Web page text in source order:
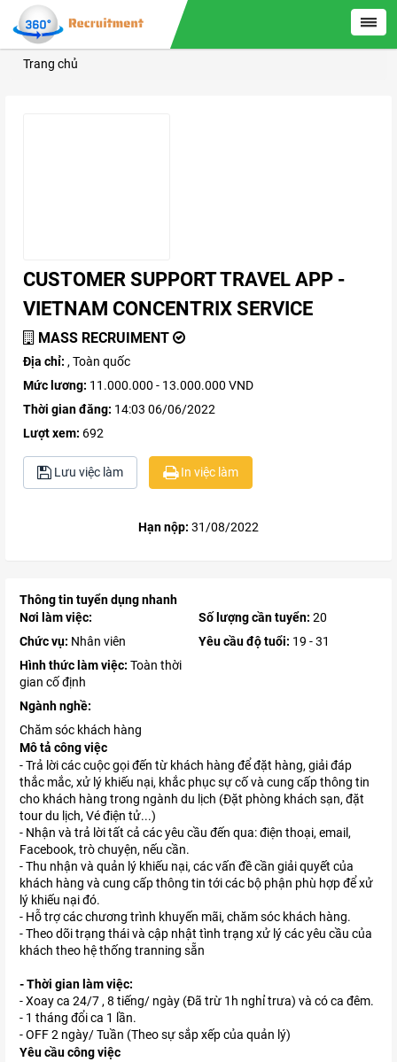
Trang chủ
CUSTOMER SUPPORT TRAVEL APP -
VIETNAM CONCENTRIX SERVICE
MASS RECRUIMENT
Địa chỉ: , Toàn quốc
Mức lương: 11.000.000 - 13.000.000 VND
Thời gian đăng: 14:03 06/06/2022
Lượt xem: 692
Lưu việc làm In việc làm
Hạn nộp: 31/08/2022
Thông tin tuyển dụng nhanh
Nơi làm việc:
Chức vụ: Nhân viên
Hình thức làm việc: Toàn thời
gian cố định
Số lượng cần tuyển: 20
Yêu cầu độ tuổi: 19 - 31
Ngành nghề:
Chăm sóc khách hàng
Mô tả công việc
- Trả lời các cuộc gọi đến từ khách hàng để đặt hàng, giải đáp
thắc mắc, xử lý khiếu nại, khắc phục sự cố và cung cấp thông tin
cho khách hàng trong ngành du lịch (Đặt phòng khách sạn, đặt
tour du lịch, Vé điện tử...)
- Nhận và trả lời tất cả các yêu cầu đến qua: điện thoại, email,
Facebook, trò chuyện, nếu cần.
- Thu nhận và quản lý khiếu nại, các vấn đề cần giải quyết của
khách hàng và cung cấp thông tin tới các bộ phận phù hợp để xử
lý khiếu nại đó.
- Hỗ trợ các chương trình khuyến mãi, chăm sóc khách hàng.
- Theo dõi trạng thái và cập nhật tình trạng xử lý các yêu cầu của
khách theo hệ thống tranning sẵn
- Thời gian làm việc:
- Xoay ca 24/7 , 8 tiếng/ ngày (Đã trừ 1h nghỉ trưa) và có ca đêm.
- 1 tháng đổi ca 1 lần.
- OFF 2 ngày/ Tuần (Theo sự sắp xếp của quản lý)
Yêu cầu công việc